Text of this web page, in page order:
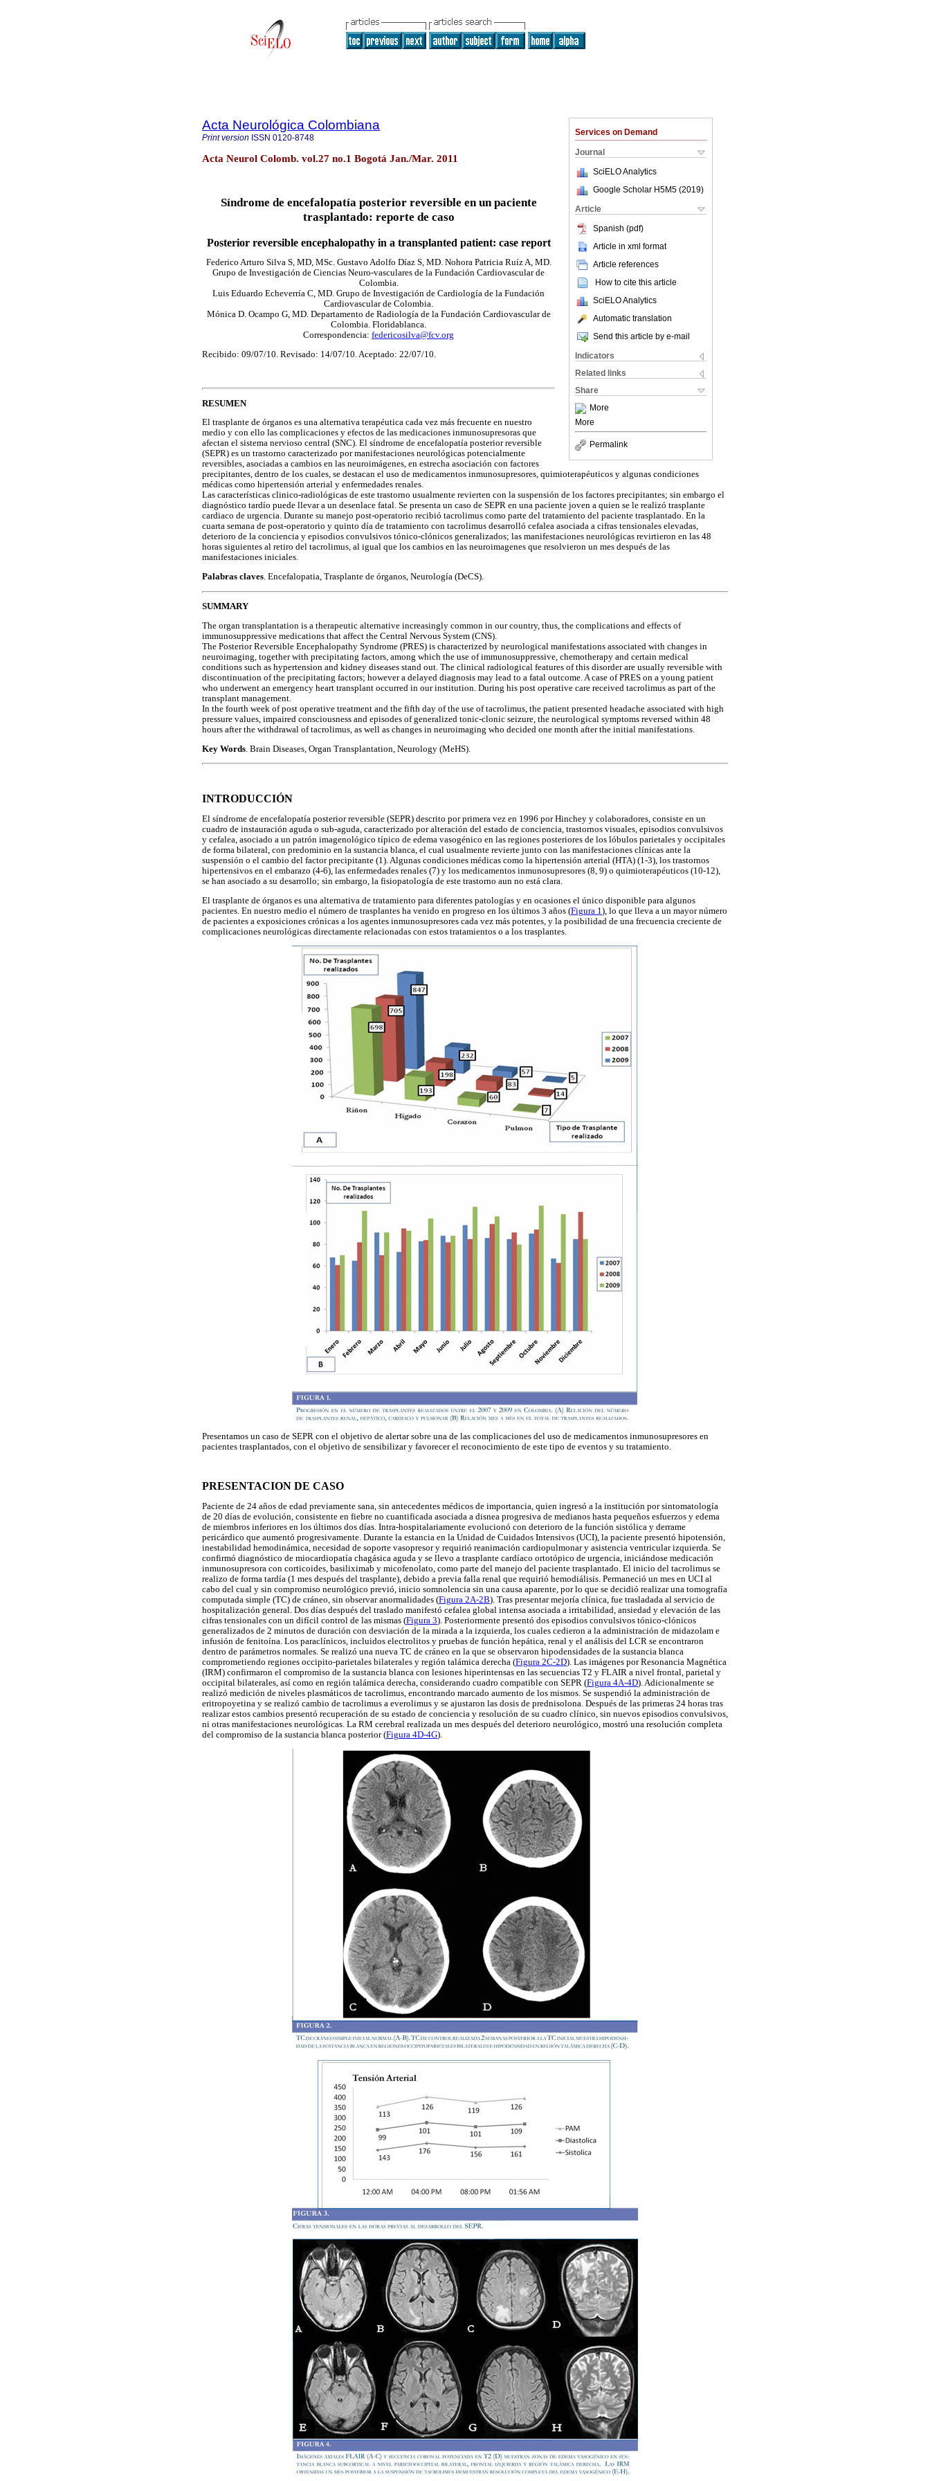
Services on Demand
Journal
SciELO Analytics
Google Scholar H5M5 (2019)
Article
Spanish (pdf)
Article in xml format
Article references
How to cite this article
SciELO Analytics
Automatic translation
Send this article by e-mail
Indicators
Related links
Share
More
More
Permalink
Acta Neurológica Colombiana
Print version ISSN 0120-8748
Acta Neurol Colomb. vol.27 no.1 Bogotá Jan./Mar. 2011
Síndrome de encefalopatía posterior reversible en un paciente
trasplantado: reporte de caso
Posterior reversible encephalopathy in a transplanted patient: case report
Federico Arturo Silva S, MD, MSc. Gustavo Adolfo Díaz S, MD. Nohora Patricia Ruíz A, MD.
Grupo de Investigación de Ciencias Neuro-vasculares de la Fundación Cardiovascular de
Colombia.
Luis Eduardo Echeverría C, MD. Grupo de Investigación de Cardiología de la Fundación
Cardiovascular de Colombia.
Mónica D. Ocampo G, MD. Departamento de Radiología de la Fundación Cardiovascular de
Colombia. Floridablanca.
Correspondencia: federicosilva@fcv.org
Recibido: 09/07/10. Revisado: 14/07/10. Aceptado: 22/07/10.
RESUMEN
El trasplante de órganos es una alternativa terapéutica cada vez más frecuente en nuestro
medio y con ello las complicaciones y efectos de las medicaciones inmunosupresoras que
afectan el sistema nervioso central (SNC). El síndrome de encefalopatía posterior reversible
(SEPR) es un trastorno caracterizado por manifestaciones neurológicas potencialmente
reversibles, asociadas a cambios en las neuroimágenes, en estrecha asociación con factores
precipitantes, dentro de los cuales, se destacan el uso de medicamentos inmunosupresores, quimioterapéuticos y algunas condiciones
médicas como hipertensión arterial y enfermedades renales.
Las características clinico-radiológicas de este trastorno usualmente revierten con la suspensión de los factores precipitantes; sin embargo el
diagnóstico tardío puede llevar a un desenlace fatal. Se presenta un caso de SEPR en una paciente joven a quien se le realizó trasplante
cardiaco de urgencia. Durante su manejo post-operatorio recibió tacrolimus como parte del tratamiento del paciente trasplantado. En la
cuarta semana de post-operatorio y quinto día de tratamiento con tacrolimus desarrolló cefalea asociada a cifras tensionales elevadas,
deterioro de la conciencia y episodios convulsivos tónico-clónicos generalizados; las manifestaciones neurológicas revirtieron en las 48
horas siguientes al retiro del tacrolimus, al igual que los cambios en las neuroimagenes que resolvieron un mes después de las
manifestaciones iniciales.
Palabras claves. Encefalopatia, Trasplante de órganos, Neurología (DeCS).
SUMMARY
The organ transplantation is a therapeutic alternative increasingly common in our country, thus, the complications and effects of
immunosuppressive medications that affect the Central Nervous System (CNS).
The Posterior Reversible Encephalopathy Syndrome (PRES) is characterized by neurological manifestations associated with changes in
neuroimaging, together with precipitating factors, among which the use of immunosuppressive, chemotherapy and certain medical
conditions such as hypertension and kidney diseases stand out. The clinical radiological features of this disorder are usually reversible with
discontinuation of the precipitating factors; however a delayed diagnosis may lead to a fatal outcome. A case of PRES on a young patient
who underwent an emergency heart transplant occurred in our institution. During his post operative care received tacrolimus as part of the
transplant management.
In the fourth week of post operative treatment and the fifth day of the use of tacrolimus, the patient presented headache associated with high
pressure values, impaired consciousness and episodes of generalized tonic-clonic seizure, the neurological symptoms reversed within 48
hours after the withdrawal of tacrolimus, as well as changes in neuroimaging who decided one month after the initial manifestations.
Key Words . Brain Diseases, Organ Transplantation, Neurology (MeHS).
INTRODUCCIÓN
El síndrome de encefalopatía posterior reversible (SEPR) descrito por primera vez en 1996 por Hinchey y colaboradores, consiste en un
cuadro de instauración aguda o sub-aguda, caracterizado por alteración del estado de conciencia, trastornos visuales, episodios convulsivos
y cefalea, asociado a un patrón imagenológico típico de edema vasogénico en las regiones posteriores de los lóbulos parietales y occipitales
de forma bilateral, con predominio en la sustancia blanca, el cual usualmente revierte junto con las manifestaciones clínicas ante la
suspensión o el cambio del factor precipitante (1). Algunas condiciones médicas como la hipertensión arterial (HTA) (1-3), los trastornos
hipertensivos en el embarazo (4-6), las enfermedades renales (7) y los medicamentos inmunosupresores (8, 9) o quimioterapéuticos (10-12),
se han asociado a su desarrollo; sin embargo, la fisiopatología de este trastorno aun no está clara.
El trasplante de órganos es una alternativa de tratamiento para diferentes patologías y en ocasiones el único disponible para algunos
pacientes. En nuestro medio el número de trasplantes ha venido en progreso en los últimos 3 años (Figura 1 ), lo que lleva a un mayor número
de pacientes a exposiciones crónicas a los agentes inmunosupresores cada vez más potentes, y la posibilidad de una frecuencia creciente de
complicaciones neurológicas directamente relacionadas con estos tratamientos o a los trasplantes.
Presentamos un caso de SEPR con el objetivo de alertar sobre una de las complicaciones del uso de medicamentos inmunosupresores en
pacientes trasplantados, con el objetivo de sensibilizar y favorecer el reconocimiento de este tipo de eventos y su tratamiento.
PRESENTACION DE CASO
Paciente de 24 años de edad previamente sana, sin antecedentes médicos de importancia, quien ingresó a la institución por sintomatología
de 20 días de evolución, consistente en fiebre no cuantificada asociada a disnea progresiva de medianos hasta pequeños esfuerzos y edema
de miembros inferiores en los últimos dos días. Intra-hospitalariamente evolucionó con deterioro de la función sistólica y derrame
pericárdico que aumentó progresivamente. Durante la estancia en la Unidad de Cuidados Intensivos (UCI), la paciente presentó hipotensión,
inestabilidad hemodinámica, necesidad de soporte vasopresor y requirió reanimación cardiopulmonar y asistencia ventricular izquierda. Se
confirmó diagnóstico de miocardiopatía chagásica aguda y se llevo a trasplante cardíaco ortotópico de urgencia, iniciándose medicación
inmunosupresora con corticoides, basiliximab y micofenolato, como parte del manejo del paciente trasplantado. El inicio del tacrolimus se
realizo de forma tardía (1 mes después del trasplante), debido a previa falla renal que requirió hemodiálisis. Permaneció un mes en UCI al
cabo del cual y sin compromiso neurológico previó, inicio somnolencia sin una causa aparente, por lo que se decidió realizar una tomografía
computada simple (TC) de cráneo, sin observar anormalidades (Figura 2A-2B). Tras presentar mejoría clínica, fue trasladada al servicio de
hospitalización general. Dos días después del traslado manifestó cefalea global intensa asociada a irritabilidad, ansiedad y elevación de las
cifras tensionales con un difícil control de las mismas (Figura 3). Posteriormente presentó dos episodios convulsivos tónico-clónicos
generalizados de 2 minutos de duración con desviación de la mirada a la izquierda, los cuales cedieron a la administración de midazolam e
infusión de fenitoína. Los paraclínicos, incluidos electrolitos y pruebas de función hepática, renal y el análisis del LCR se encontraron
dentro de parámetros normales. Se realizó una nueva TC de cráneo en la que se observaron hipodensidades de la sustancia blanca
comprometiendo regiones occipito-parietales bilaterales y región talámica derecha (Figura 2C-2D). Las imágenes por Resonancia Magnética
(IRM) confirmaron el compromiso de la sustancia blanca con lesiones hiperintensas en las secuencias T2 y FLAIR a nivel frontal, parietal y
occipital bilaterales, así como en región talámica derecha, considerando cuadro compatible con SEPR (Figura 4A-4D). Adicionalmente se
realizó medición de niveles plasmáticos de tacrolimus, encontrando marcado aumento de los mismos. Se suspendió la administración de
eritropoyetina y se realizó cambio de tacrolimus a everolimus y se ajustaron las dosis de prednisolona. Después de las primeras 24 horas tras
realizar estos cambios presentó recuperación de su estado de conciencia y resolución de su cuadro clínico, sin nuevos episodios convulsivos,
ni otras manifestaciones neurológicas. La RM cerebral realizada un mes después del deterioro neurológico, mostró una resolución completa
del compromiso de la sustancia blanca posterior (Figura 4D-4G).